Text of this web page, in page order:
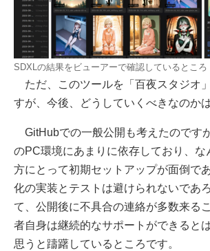
SDXLの結果をビューアーで確認しているところ
ただ、このツールを「百夜スタジオ
すが、今後、どうしていくべきなのか
GitHubでの一般公開も考えたのです
のPC環境にあまりに依存しており、な
方にとって初期セットアップが面倒で
化の実装とテストは避けられないであ
て、公開後に不具合の連絡が多数来る
者自身は継続的なサポートができると
思うと躊躇しているところです。